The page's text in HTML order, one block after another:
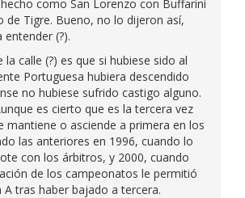
como San Lorenzo con Buffarini
de Tigre. Bueno, no lo dijeron así,
(?).
la calle (?) es que si hubiese sido al
Portuguesa hubiera descendido
no hubiese sufrido castigo alguno.
es cierto que es la tercera vez
mantiene o asciende a primera en los
las anteriores en 1996, cuando lo
con los árbitros, y 2000, cuando
de los campeonatos le permitió
A tras haber bajado a tercera.